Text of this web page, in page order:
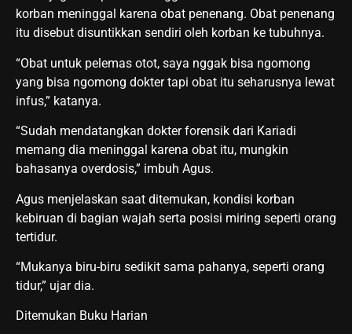
korban meninggal karena obat penenang. Obat penenang
itu disebut disuntikkan sendiri oleh korban ke tubuhnya.
“Obat untuk pelemas otot, saya nggak bisa ngomong
yang bisa ngomong dokter tapi obat itu seharusnya lewat
infus,” katanya.
“Sudah mendatangkan dokter forensik dari Kariadi
memang dia meninggal karena obat itu, mungkin
bahasanya overdosis,” imbuh Agus.
Agus menjelaskan saat ditemukan, kondisi korban
kebiruan di bagian wajah serta posisi miring seperti orang
tertidur.
“Mukanya biru-biru sedikit sama pahanya, seperti orang
tidur,” ujar dia.
Ditemukan Buku Harian